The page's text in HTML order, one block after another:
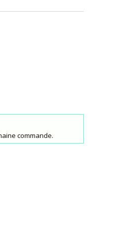
commande.